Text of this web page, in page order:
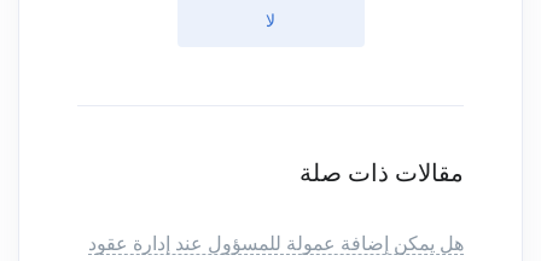
لا
مقالات ذات صلة
هل يمكن إضافة عمولة للمسؤول عند إدارة عقود